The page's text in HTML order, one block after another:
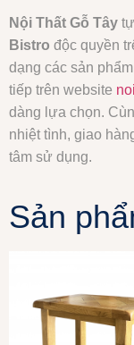
Nội Thất Gỗ Tây
Bistro độc quyền
dạng các sản
tiếp trên website
dàng lựa chọn.
nhiệt tình, giao
tâm sử dụng.
Sản